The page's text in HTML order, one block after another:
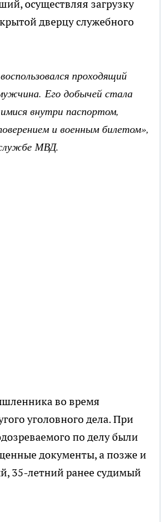
осуществляя загрузку
дверцу служебного
проходящий
Его добычей стала
внутри паспортом,
и военным билетом»,
МВД.
во время
уголовного дела. При
по делу были
документы, а позже и
35-летний ранее судимый